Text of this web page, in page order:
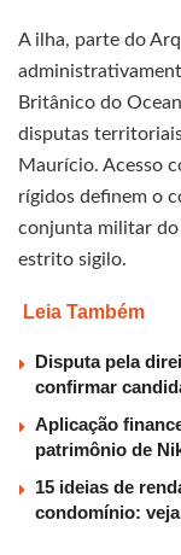
A ilha, parte do
Britânico do
disputas
Maurício. Acesso
rígidos definem o
conjunta militar do
estrito sigilo.
Leia Também
Disputa pela
confirmar
Aplicação
patrimônio de
15 ideias de
condomínio: